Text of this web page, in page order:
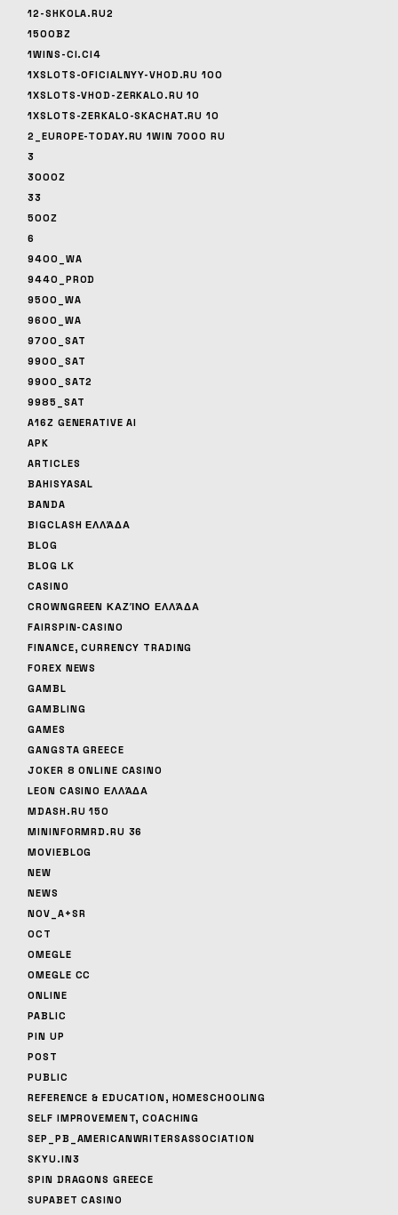
12-SHKOLA.RU2
1500BZ
1WINS-CI.CI4
1XSLOTS-OFICIALNYY-VHOD.RU 100
1XSLOTS-VHOD-ZERKALO.RU 10
1XSLOTS-ZERKALO-SKACHAT.RU 10
2_EUROPE-TODAY.RU 1WIN 7000 RU
3
3000Z
33
500Z
6
9400_WA
9440_PROD
9500_WA
9600_WA
9700_SAT
9900_SAT
9900_SAT2
9985_SAT
A16Z GENERATIVE AI
APK
ARTICLES
BAHISYASAL
BANDA
BIGCLASH ΕΛΛΆΔΑ
BLOG
BLOG LK
CASINO
CROWNGREEN ΚΑΖΊΝΟ ΕΛΛΆΔΑ
FAIRSPIN-CASINO
FINANCE, CURRENCY TRADING
FOREX NEWS
GAMBL
GAMBLING
GAMES
GANGSTA GREECE
JOKER 8 ONLINE CASINO
LEON CASINO ΕΛΛΆΔΑ
MDASH.RU 150
MININFORMRD.RU 36
MOVIEBLOG
NEW
NEWS
NOV_A+SR
OCT
OMEGLE
OMEGLE CC
ONLINE
PABLIC
PIN UP
POST
PUBLIC
REFERENCE & EDUCATION, HOMESCHOOLING
SELF IMPROVEMENT, COACHING
SEP_PB_AMERICANWRITERSASSOCIATION
SKYU.IN3
SPIN DRAGONS GREECE
SUPABET CASINO